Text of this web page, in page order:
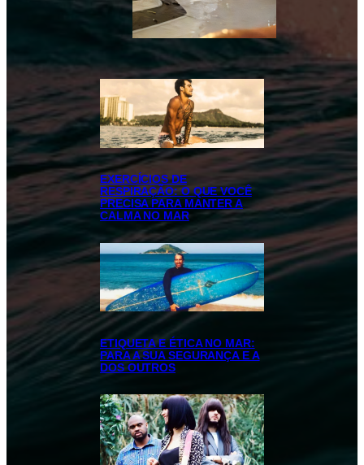
EXERCÍCIOS DE
RESPIRAÇÃO: O QUE VOCÊ
PRECISA PARA MANTER A
CALMA NO MAR
ETIQUETA E ÉTICA NO MAR:
PARA A SUA SEGURANÇA E A
DOS OUTROS